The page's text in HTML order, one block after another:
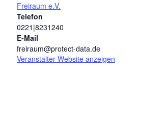
Freiraum e.V.
Telefon
0221|8231240
E-Mail
freiraum@protect-data.de
Veranstalter-Website anzeigen